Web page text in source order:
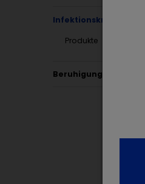
Infektionskrankheiten
Produkte
Beruhigung & Schmerz